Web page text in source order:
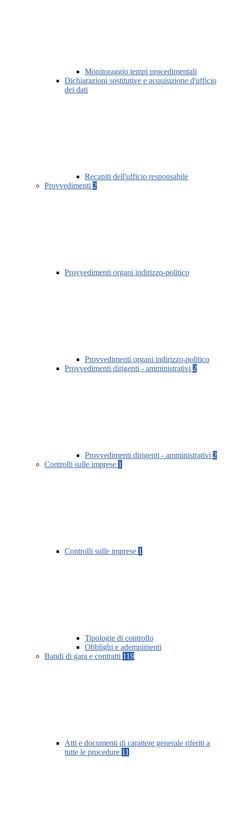
Monitoraggio tempi procedimentali
Dichiarazioni sostitutive e acquisizione d'ufficio
dei dati
Recapiti dell'ufficio responsabile
Provvedimenti 2
Provvedimenti organi indirizzo-politico
Provvedimenti organi indirizzo-politico
Provvedimenti dirigenti - amministrativi 2
Provvedimenti dirigenti - amministrativi 2
Controlli sulle imprese 1
Controlli sulle imprese 1
Tipologie di controllo
Obblighi e adempimenti
Bandi di gara e contratti 119
Atti e documenti di carattere generale riferiti a
tutte le procedure 11